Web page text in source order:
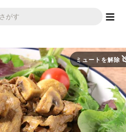
ミュートを解除